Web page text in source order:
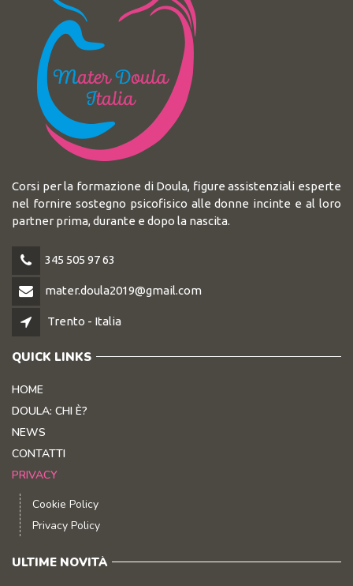
Corsi per la formazione di Doula, figure assistenziali esperte
nel fornire sostegno psicofisico alle donne incinte e al loro
partner prima, durante e dopo la nascita.
345 505 97 63
mater.doula2019@gmail.com
Trento - Italia
QUICK LINKS
HOME
DOULA: CHI È?
NEWS
CONTATTI
PRIVACY
Cookie Policy
Privacy Policy
ULTIME NOVITÀ